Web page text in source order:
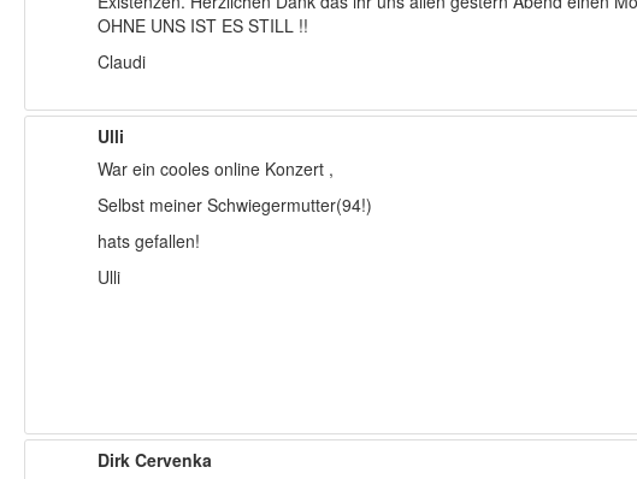
OHNE UNS IST ES STILL !!
Claudi
Ulli
War ein cooles online Konzert ,
Selbst meiner Schwiegermutter(94!)
hats gefallen!
Ulli
Dirk Cervenka